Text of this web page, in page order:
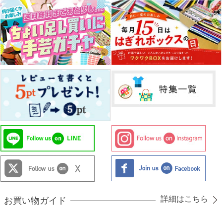
お買い物ガイド 詳細はこちら